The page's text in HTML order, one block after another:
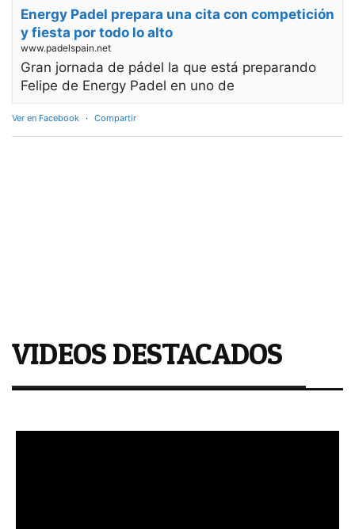
Energy Padel prepara una cita con competición
y fiesta por todo lo alto
www.padelspain.net
Gran jornada de pádel la que está preparando
Felipe de Energy Padel en uno de
Ver en Facebook · Compartir
VIDEOS DESTACADOS